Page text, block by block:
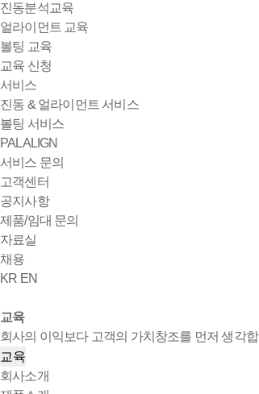
진동분석교육
얼라이먼트 교육
볼팅 교육
교육 신청
서비스
진동 & 얼라이먼트 서비스
볼팅 서비스
PALALIGN
서비스 문의
고객센터
공지사항
제품/임대 문의
자료실
채용
KR EN
교육
회사의 이익보다 고객의 가치창조를 먼저 생각
교육
회사소개